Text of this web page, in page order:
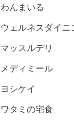
わんまいる
ウェルネスダイニ
マッスルデリ
メディミール
ヨシケイ
ワタミの宅食